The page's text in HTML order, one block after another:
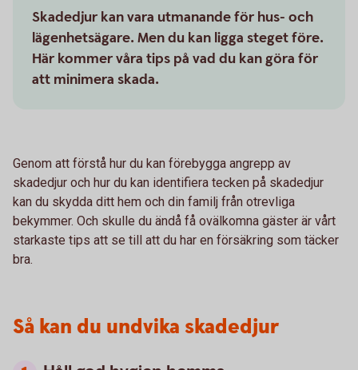
Skadedjur kan vara utmanande för hus- och
lägenhetsägare. Men du kan ligga steget före.
Här kommer våra tips på vad du kan göra för
att minimera skada.
Genom att förstå hur du kan förebygga angrepp av
skadedjur och hur du kan identifiera tecken på skadedjur
kan du skydda ditt hem och din familj från otrevliga
bekymmer. Och skulle du ändå få ovälkomna gäster är vårt
starkaste tips att se till att du har en försäkring som täcker
bra.
Så kan du undvika skadedjur